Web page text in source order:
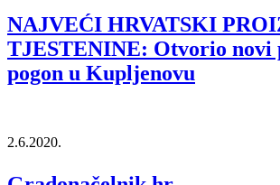
NAJVEĆI HRVATSKI
TJESTENINE: Otvorio novi
pogon u Kupljenovu
2.6.2020.